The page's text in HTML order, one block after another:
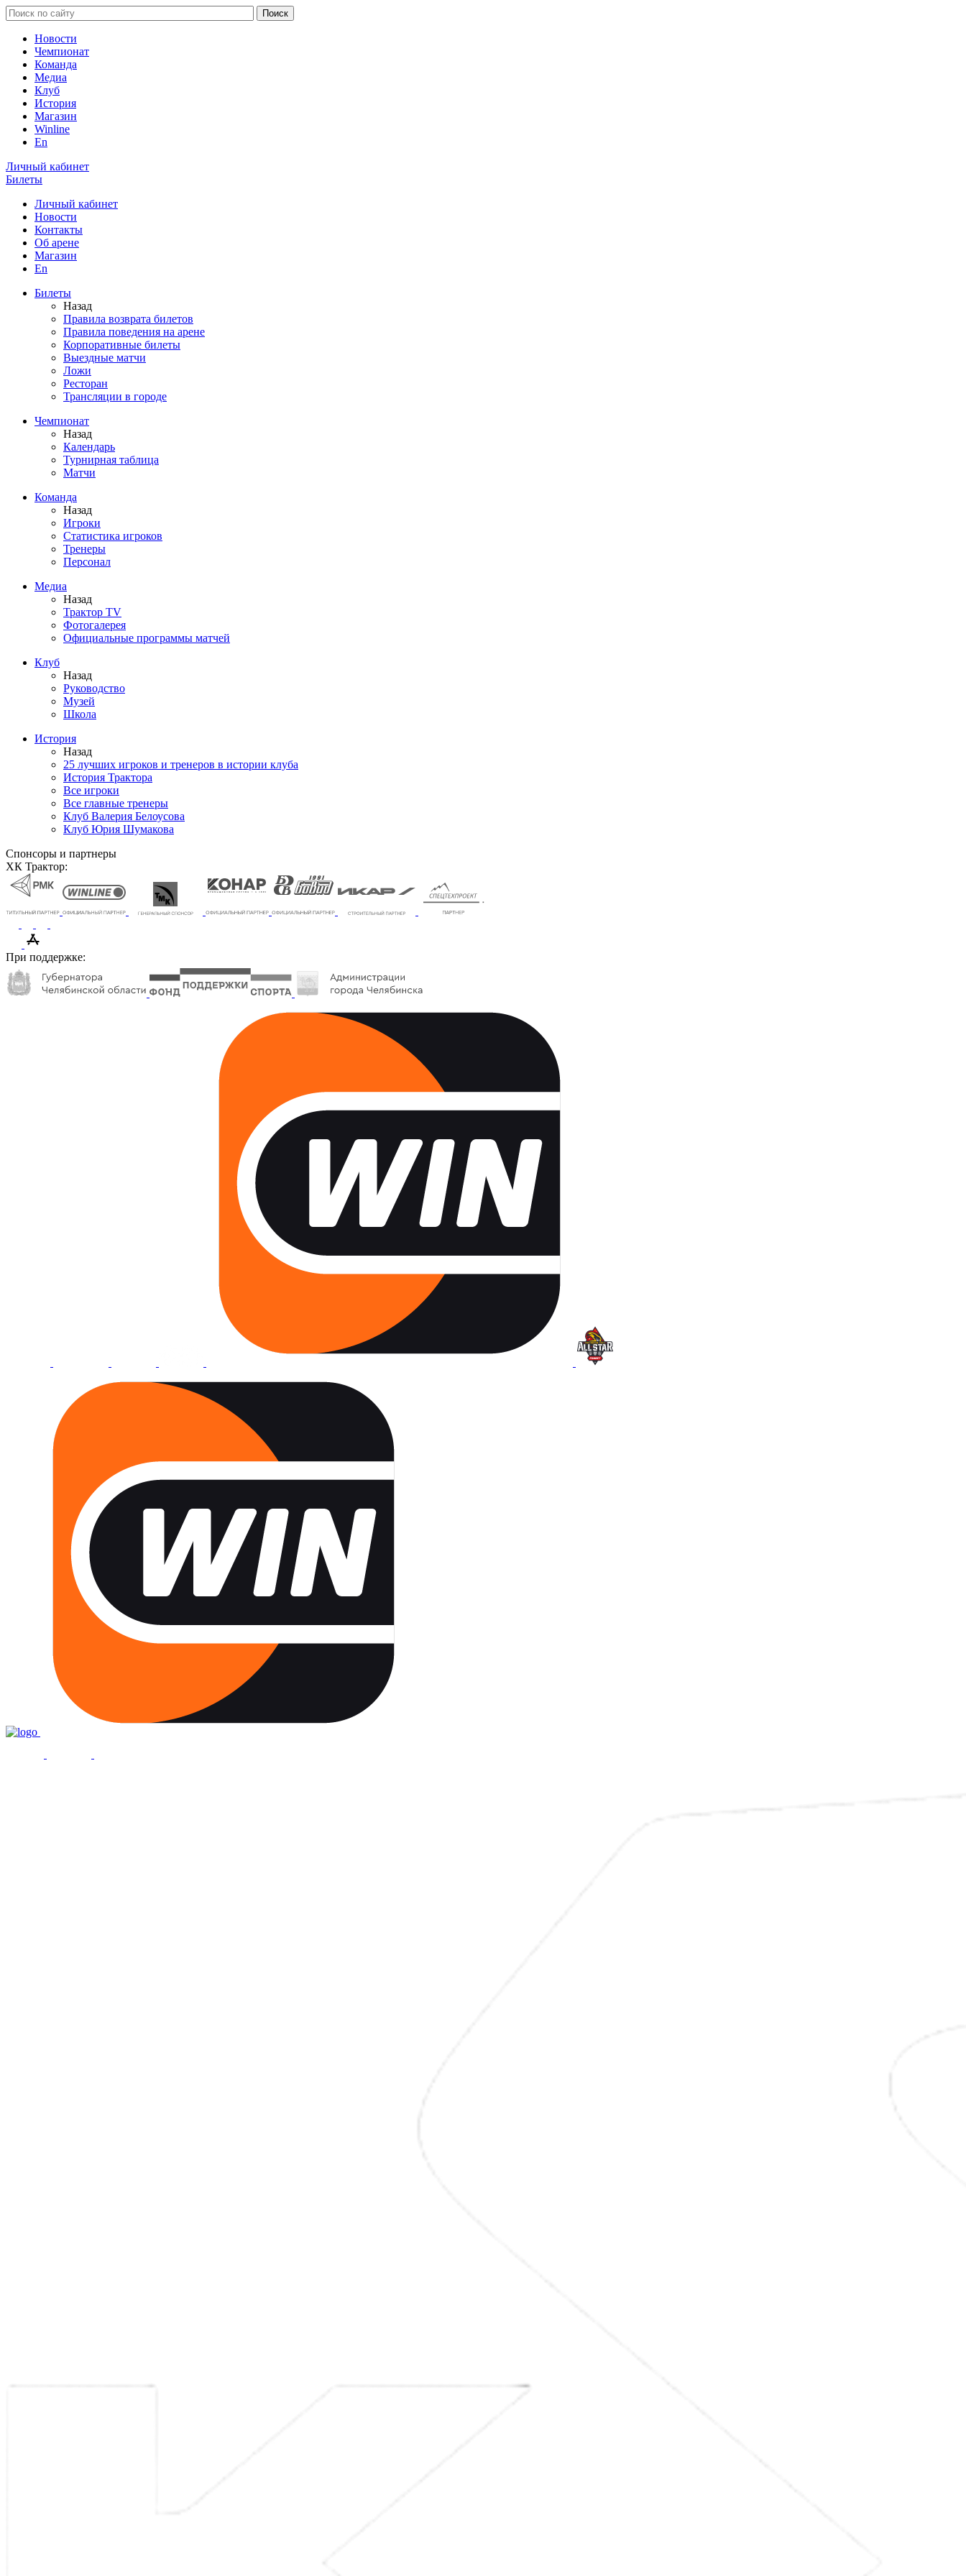
Новости
Чемпионат
Команда
Медиа
Клуб
История
Магазин
Winline
En
Личный кабинет
Билеты
Личный кабинет
Новости
Контакты
Об арене
Магазин
En
Билеты
Назад
Правила возврата билетов
Правила поведения на арене
Корпоративные билеты
Выездные матчи
Ложи
Ресторан
Трансляции в городе
Чемпионат
Назад
Календарь
Турнирная таблица
Матчи
Команда
Назад
Игроки
Статистика игроков
Тренеры
Персонал
Медиа
Назад
Трактор TV
Фотогалерея
Официальные программы матчей
Клуб
Назад
Руководство
Музей
Школа
История
Назад
25 лучших игроков и тренеров в истории клуба
История Трактора
Все игроки
Все главные тренеры
Клуб Валерия Белоусова
Клуб Юрия Шумакова
Спонсоры и партнеры
ХК Трактор:
При поддержке: